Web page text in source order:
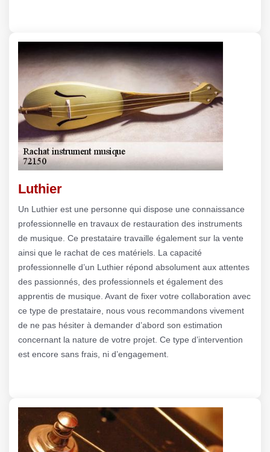
Luthier
Un Luthier est une personne qui dispose une connaissance
professionnelle en travaux de restauration des instruments
de musique. Ce prestataire travaille également sur la vente
ainsi que le rachat de ces matériels. La capacité
professionnelle d’un Luthier répond absolument aux attentes
des passionnés, des professionnels et également des
apprentis de musique. Avant de fixer votre collaboration avec
ce type de prestataire, nous vous recommandons vivement
de ne pas hésiter à demander d’abord son estimation
concernant la nature de votre projet. Ce type d’intervention
est encore sans frais, ni d’engagement.